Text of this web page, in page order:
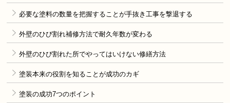
必要な塗料の数量を把握することが手抜き工事を撃退する
外壁のひび割れ補修方法で耐久年数が変わる
外壁のひび割れた所でやってはいけない修繕方法
塗装本来の役割を知ることが成功のカギ
塗装の成功7つのポイント